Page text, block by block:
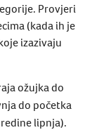
Provjeri
(kada ih je
izazivaju
ožujka do
do početka
lipnja).